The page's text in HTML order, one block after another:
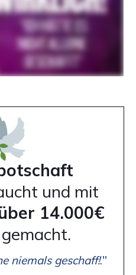
und mit
14.000€
gemacht.
niemals geschaff!."